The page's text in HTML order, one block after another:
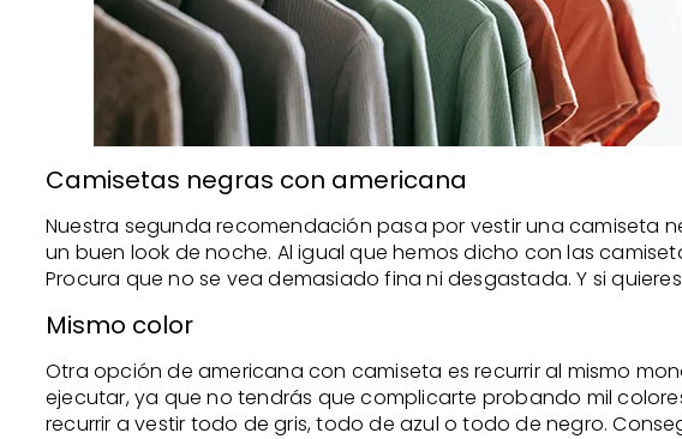
Camisetas negras con americana
Nuestra segunda recomendación pasa por vestir una camiseta
un buen look de noche. Al igual que hemos dicho con las
Procura que no se vea demasiado fina ni desgastada. Y si
Mismo color
Otra opción de americana con camiseta es recurrir al mismo
ejecutar, ya que no tendrás que complicarte probando mil
recurrir a vestir todo de gris, todo de azul o todo de negro.